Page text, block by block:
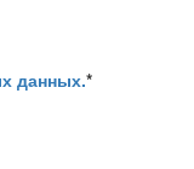
данных.*